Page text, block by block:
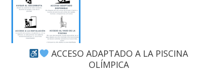
ACCESO ADAPTADO A LA PISCINA
OLÍMPICA